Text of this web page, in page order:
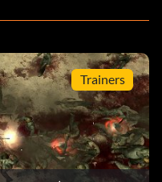
Trainers